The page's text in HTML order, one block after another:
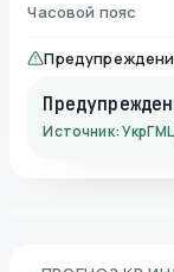
Часовой пояс
Источник: